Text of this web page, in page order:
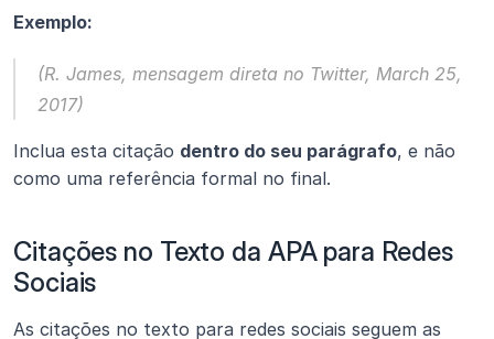
Exemplo:
(R. James, mensagem direta no Twitter, March 25,
2017)
Inclua esta citação dentro do seu parágrafo, e não
como uma referência formal no final.
Citações no Texto da APA para Redes
Sociais
As citações no texto para redes sociais seguem as